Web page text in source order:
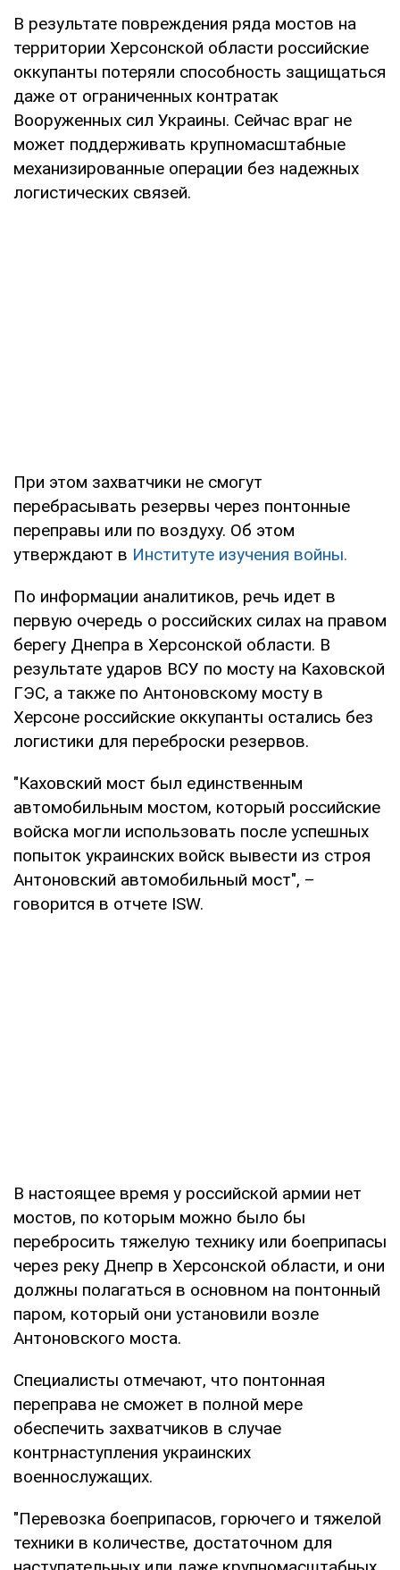
В результате повреждения ряда мостов на
территории Херсонской области российские
оккупанты потеряли способность защищаться
даже от ограниченных контратак
Вооруженных сил Украины. Сейчас враг не
может поддерживать крупномасштабные
механизированные операции без надежных
логистических связей.
При этом захватчики не смогут
перебрасывать резервы через понтонные
переправы или по воздуху. Об этом
утверждают в Институте изучения войны.
По информации аналитиков, речь идет в
первую очередь о российских силах на правом
берегу Днепра в Херсонской области. В
результате ударов ВСУ по мосту на Каховской
ГЭС, а также по Антоновскому мосту в
Херсоне российские оккупанты остались без
логистики для переброски резервов.
"Каховский мост был единственным
автомобильным мостом, который российские
войска могли использовать после успешных
попыток украинских войск вывести из строя
Антоновский автомобильный мост", –
говорится в отчете ISW.
В настоящее время у российской армии нет
мостов, по которым можно было бы
перебросить тяжелую технику или боеприпасы
через реку Днепр в Херсонской области, и они
должны полагаться в основном на понтонный
паром, который они установили возле
Антоновского моста.
Специалисты отмечают, что понтонная
переправа не сможет в полной мере
обеспечить захватчиков в случае
контрнаступления украинских
военнослужащих.
"Перевозка боеприпасов, горючего и тяжелой
техники в количестве, достаточном для